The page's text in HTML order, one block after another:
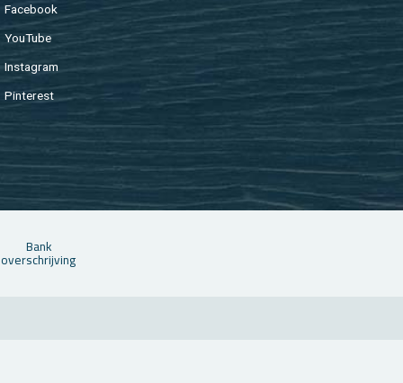
Fa­cebook
You­Tu­be
In­st­agram
Pin­te­rest
Bank
over­schrij­ving